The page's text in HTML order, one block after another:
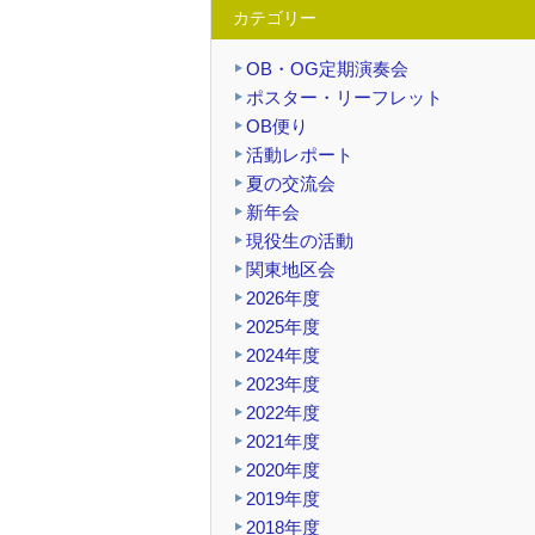
カテゴリー
OB・OG定期演奏会
ポスター・リーフレット
OB便り
活動レポート
夏の交流会
新年会
現役生の活動
関東地区会
2026年度
2025年度
2024年度
2023年度
2022年度
2021年度
2020年度
2019年度
2018年度